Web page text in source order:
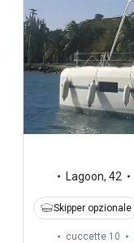
Lagoon, 42
Skipper opzionale
cuccette 10